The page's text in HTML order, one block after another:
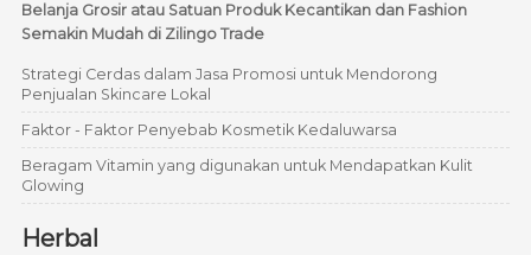
Belanja Grosir atau Satuan Produk Kecantikan dan Fashion
Semakin Mudah di Zilingo Trade
Strategi Cerdas dalam Jasa Promosi untuk Mendorong
Penjualan Skincare Lokal
Faktor - Faktor Penyebab Kosmetik Kedaluwarsa
Beragam Vitamin yang digunakan untuk Mendapatkan Kulit
Glowing
Herbal